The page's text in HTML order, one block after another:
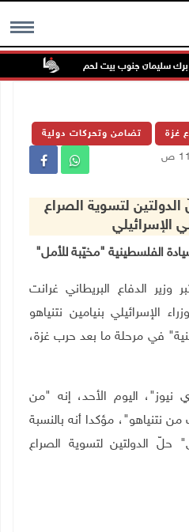
MENU سليمان جنوب بيت لحم
غزة تضامن وتحركات دولية
لتسوية الصراع
الإسرائيلي
الفلسطينية "مخيّبة للأمل"
وفا- اعتبر وزير الدفاع البريطاني غرانت
الإسرائيلي بنيامين نتنياهو
في مرحلة ما بعد حرب غزة،
اليوم الأحد، إنه "من
نتنياهو"، مؤكدا أنه بالنسبة
حلّ الدولتين لتسوية الصراع